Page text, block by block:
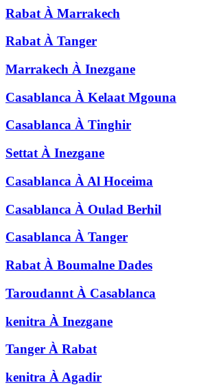
Rabat À Marrakech
Rabat À Tanger
Marrakech À Inezgane
Casablanca À Kelaat Mgouna
Casablanca À Tinghir
Settat À Inezgane
Casablanca À Al Hoceima
Casablanca À Oulad Berhil
Casablanca À Tanger
Rabat À Boumalne Dades
Taroudannt À Casablanca
kenitra À Inezgane
Tanger À Rabat
kenitra À Agadir